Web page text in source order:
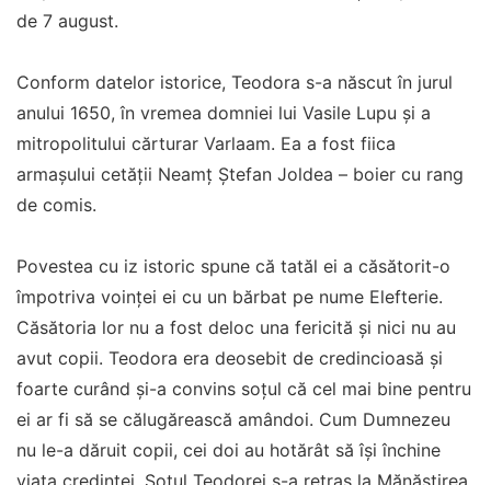
de 7 august.
Conform datelor istorice, Teodora s-a născut în jurul
anului 1650, în vremea domniei lui Vasile Lupu și a
mitropolitului cărturar Varlaam. Ea a fost fiica
armașului cetății Neamț Ștefan Joldea – boier cu rang
de comis.
Povestea cu iz istoric spune că tatăl ei a căsătorit-o
împotriva voinței ei cu un bărbat pe nume Elefterie.
Căsătoria lor nu a fost deloc una fericită și nici nu au
avut copii. Teodora era deosebit de credincioasă și
foarte curând și-a convins soțul că cel mai bine pentru
ei ar fi să se călugărească amândoi. Cum Dumnezeu
nu le-a dăruit copii, cei doi au hotărât să își închine
viața credinței. Soțul Teodorei s-a retras la Mănăstirea